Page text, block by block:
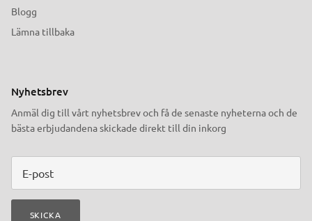
Blogg
Lämna tillbaka
Nyhetsbrev
Anmäl dig till vårt nyhetsbrev och få de senaste nyheterna och de
bästa erbjudandena skickade direkt till din inkorg
SKICKA